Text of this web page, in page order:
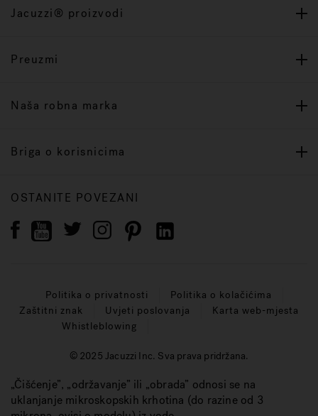
Jacuzzi® proizvodi
Preuzmi
Naša robna marka
Briga o korisnicima
OSTANITE POVEZANI
Politika o privatnosti
Politika o kolačićima
Zaštitni znak
Uvjeti poslovanja
Karta web-mjesta
Whistleblowing
© 2025 Jacuzzi Inc. Sva prava pridržana.
„Čišćenje”, „održavanje” ili „obrada” odnosi se na
uklanjanje mikroskopskih krhotina (do razine od 3